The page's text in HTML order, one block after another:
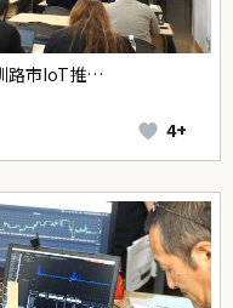
路市IoT推…
4+